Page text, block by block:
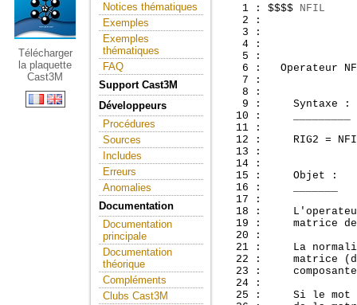
Télécharger
la plaquette
Cast3M
Notices thématiques
Exemples
Exemples
thématiques
FAQ
Support Cast3M
Développeurs
Procédures
Sources
Includes
Erreurs
Anomalies
Documentation
Documentation
principale
Documentation
théorique
Compléments
Clubs Cast3M
   1 : $$$$
NFIL
2 :
   3 :
   4 :
   5 :
   6 :
   7 :
   8 :
   9 :     Syntaxe :
  10 :     _________
  11 :
12 :     RIG2 =
  13 :
  14 :
  15 :     Objet :
  16 :     _______
  17 :
18 :
19 :     matrice
  20 :
21 :     La
22 :     matrice
23 :
  24 :
25 :     Si le mot